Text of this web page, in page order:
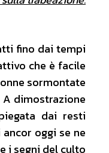
fino dai tempi
che è facile
sormontate
dimostrazione
dai resti
oggi se ne
i segni del culto